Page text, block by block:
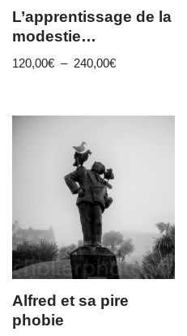
L’apprentissage de la
modestie…
120,00€ – 240,00€
Alfred et sa pire
phobie